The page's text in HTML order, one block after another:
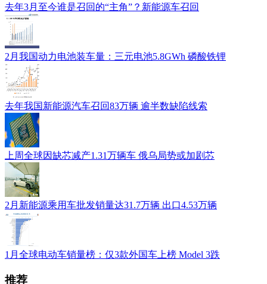
去年3月至今谁是召回的“主角”？新能源车召回
2月我国动力电池装车量：三元电池5.8GWh 磷酸铁锂
去年我国新能源汽车召回83万辆 逾半数缺陷线索
上周全球因缺芯减产1.31万辆车 俄乌局势或加剧芯
2月新能源乘用车批发销量达31.7万辆 出口4.53万辆
1月全球电动车销量榜：仅3款外国车上榜 Model 3跌
推荐